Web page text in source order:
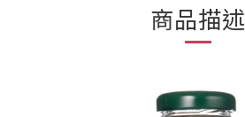
商品描述